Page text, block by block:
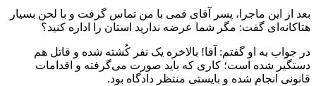
بعد از این ماجرا، پسر آقای قمی با من تماس گرفت و با لحن بسیار
هتاکانه‌ای گفت: مگر شما عرضه ندارید استان را اداره کنید؟
در جواب به او گفتم: آقا! بالاخره یک نفر کُشته شده و قاتل هم
دستگیر شده است؛ کاری که باید صورت می‌گرفته و اقدامات
قانونی انجام شده و بایستی منتظر دادگاه بود.